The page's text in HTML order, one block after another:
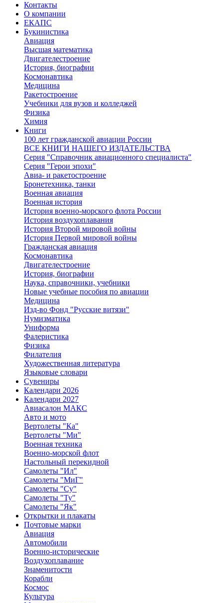
Контакты
О компании
ЕКАПС
Букинистика
Авиация
Высшая математика
Двигателестроение
История, биографии
Космонавтика
Медицина
Ракетостроение
Учебники для вузов и колледжей
Физика
Химия
Книги
100 лет гражданской авиации России
ВСЕ КНИГИ НАШЕГО ИЗДАТЕЛЬСТВА
Серия "Справочник авиационного специалиста"
Серия "Герои эпохи"
Авиа- и ракетостроение
Бронетехника, танки
Военная авиация
Военная история
История военно-морского флота России
История воздухоплавания
История Второй мировой войны
История Первой мировой войны
Гражданская авиация
Космонавтика
Двигателестроение
История, биографии
Наука, справочники, учебники
Новые учебные пособия по авиации
Медицина
Изд-во Фонд "Русские витязи"
Нумизматика
Униформа
Фалеристика
Физика
Филателия
Художественная литература
Языковые словари
Сувениры
Календари 2026
Календари 2027
Авиасалон МАКС
Авто и мото
Вертолеты "Ка"
Вертолеты "Ми"
Военная техника
Военно-морской флот
Настольный перекидной
Самолеты "Ил"
Самолеты "МиГ"
Самолеты "Су"
Самолеты "Ту"
Самолеты "Як"
Открытки и плакаты
Почтовые марки
Авиация
Автомобили
Военно-исторические
Воздухоплавание
Знаменитости
Корабли
Космос
Культура